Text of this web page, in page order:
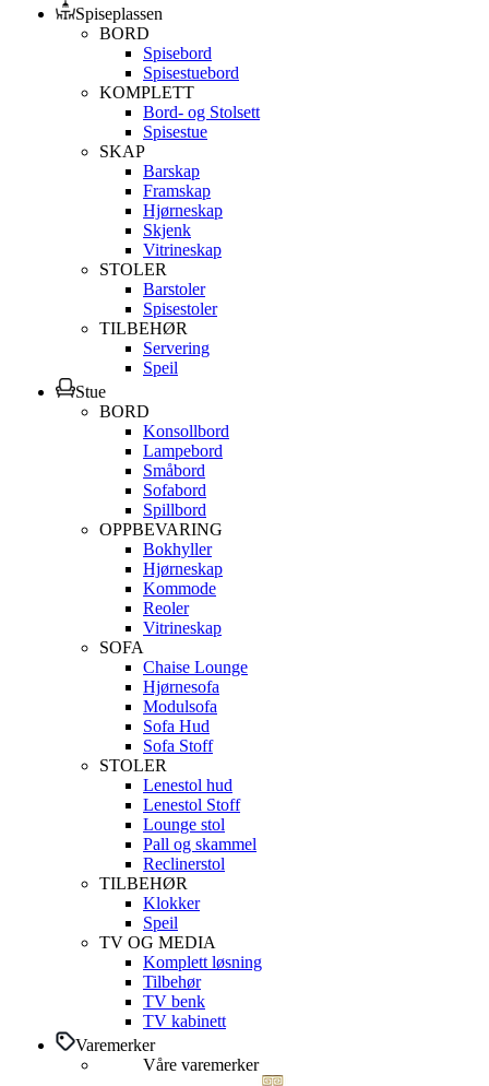
Spiseplassen
BORD
Spisebord
Spisestuebord
KOMPLETT
Bord- og Stolsett
Spisestue
SKAP
Barskap
Framskap
Hjørneskap
Skjenk
Vitrineskap
STOLER
Barstoler
Spisestoler
TILBEHØR
Servering
Speil
Stue
BORD
Konsollbord
Lampebord
Småbord
Sofabord
Spillbord
OPPBEVARING
Bokhyller
Hjørneskap
Kommode
Reoler
Vitrineskap
SOFA
Chaise Lounge
Hjørnesofa
Modulsofa
Sofa Hud
Sofa Stoff
STOLER
Lenestol hud
Lenestol Stoff
Lounge stol
Pall og skammel
Reclinerstol
TILBEHØR
Klokker
Speil
TV OG MEDIA
Komplett løsning
Tilbehør
TV benk
TV kabinett
Varemerker
Våre varemerker